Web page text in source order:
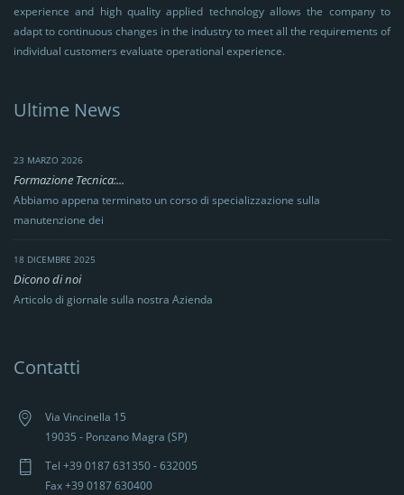
experience and high quality applied technology allows the company to
adapt to continuous changes in the industry to meet all the requirements of
individual customers evaluate operational experience.
Ultime News
23 MARZO 2026
Formazione Tecnica:...
Abbiamo appena terminato un corso di specializzazione sulla
manutenzione dei
18 DICEMBRE 2025
Dicono di noi
Articolo di giornale sulla nostra Azienda
Contatti
Via Vincinella 15
19035 - Ponzano Magra (SP)
Tel +39 0187 631350 - 632005
Fax +39 0187 630400